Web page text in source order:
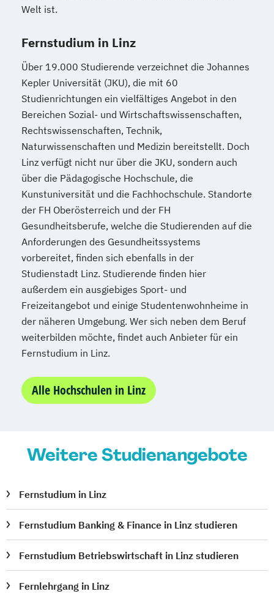
Salesforce and Sales Management (DE/EN)
Social Media
Soziale Arbeit Schwerpunkt Kinder und
Jugendliche
Sozialmanagement
Sozialpädagogik und Inklusion
Sportmanagement
Supply Chain Management
Tourismusmanagement UX Design
Umweltingenieurwesen Vertragsrecht
Wirtschaftsinformatik (DE/EN)
Wirtschaftsingenieurwesen
Wirtschaftsingenieurwesen Medizintechnik
Wirtschaftspsychologie (DE/EN)
Wirtschaftsrecht
Welt ist.
Fernstudium in Linz
Über 19.000 Studierende verzeichnet die Johannes
Kepler Universität (JKU), die mit 60
Studienrichtungen ein vielfältiges Angebot in den
Bereichen Sozial- und Wirtschaftswissenschaften,
Rechtswissenschaften, Technik,
Naturwissenschaften und Medizin bereitstellt. Doch
Linz verfügt nicht nur über die JKU, sondern auch
über die Pädagogische Hochschule, die
Kunstuniversität und die Fachhochschule. Standorte
der FH Oberösterreich und der FH
Gesundheitsberufe, welche die Studierenden auf die
Anforderungen des Gesundheitssystems
vorbereitet, finden sich ebenfalls in der
Studienstadt Linz. Studierende finden hier
außerdem ein ausgiebiges Sport- und
Freizeitangebot und einige Studentenwohnheime in
der näheren Umgebung. Wer sich neben dem Beruf
weiterbilden möchte, findet auch Anbieter für ein
Fernstudium in Linz.
Alle Hochschulen in Linz
Weitere Studienangebote
Fernstudium in Linz
Fernstudium Banking & Finance in Linz studieren
Fernstudium Betriebswirtschaft in Linz studieren
Fernlehrgang in Linz